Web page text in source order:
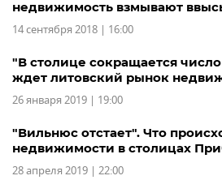
недвижимость взмывают
14 сентября 2018 | 16:00
"В столице сокращается
ждет литовский рынок
26 января 2019 | 19:00
"Вильнюс отстает". Что
недвижимости в столицах
28 апреля 2019 | 22:00